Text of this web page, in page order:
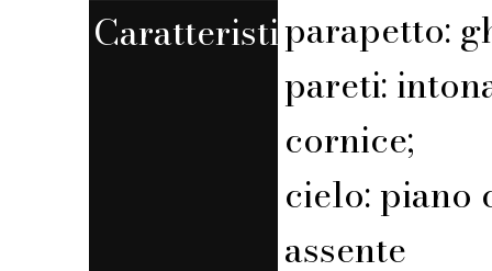
Caratteristicheparapetto:
pareti:
cornice;
cielo: piano
assente